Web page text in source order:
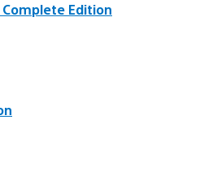
Complete Edition